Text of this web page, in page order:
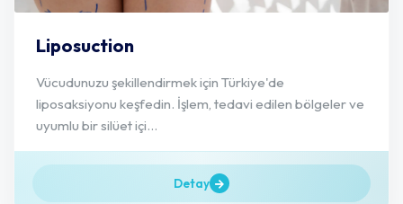
Liposuction
Vücudunuzu şekillendirmek için Türkiye'de
liposaksiyonu keşfedin. İşlem, tedavi edilen bölgeler ve
uyumlu bir silüet içi...
Detay